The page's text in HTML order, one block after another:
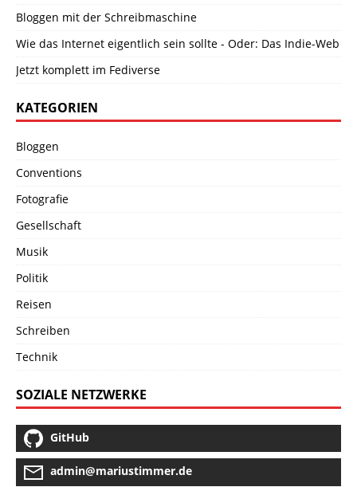
Bloggen mit der Schreibmaschine
Wie das Internet eigentlich sein sollte - Oder: Das Indie-Web
Jetzt komplett im Fediverse
KATEGORIEN
Bloggen
Conventions
Fotografie
Gesellschaft
Musik
Politik
Reisen
Schreiben
Technik
SOZIALE NETZWERKE
GitHub
admin@mariustimmer.de